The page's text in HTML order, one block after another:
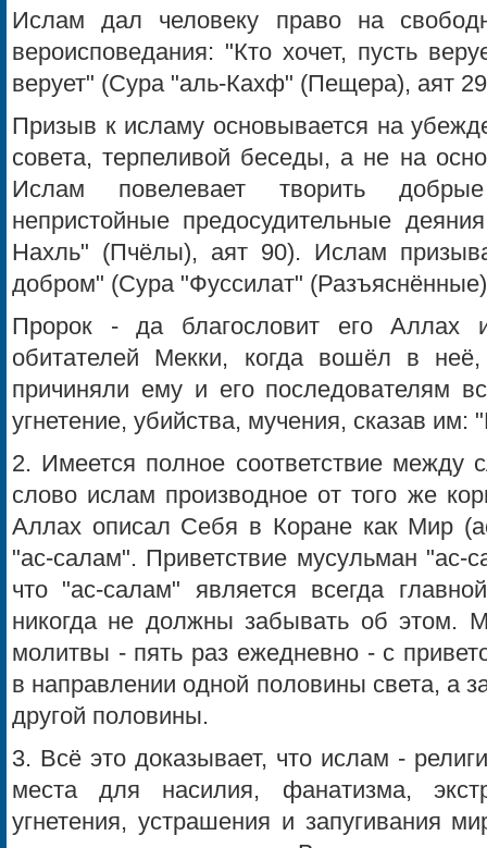
Ислам дал человеку право на
вероисповедания: "Кто хочет, пусть
верует" (Сура "аль-Кахф" (Пещера), аят
Призыв к исламу основывается на
совета, терпеливой беседы, а не на
Ислам повелевает творить
непристойные предосудительные
Нахль" (Пчёлы), аят 90). Ислам
добром" (Сура "Фуссилат"
Пророк - да благословит его Аллах
обитателей Мекки, когда вошёл в
причиняли ему и его последователям
угнетение, убийства, мучения, сказав
2. Имеется полное соответствие
слово ислам производное от того же
Аллах описал Себя в Коране как Мир
"ас-салам". Приветствие мусульман "ас-
что "ас-салам" является всегда
никогда не должны забывать об этом.
молитвы - пять раз ежедневно - с
в направлении одной половины света, а
другой половины.
3. Всё это доказывает, что ислам -
места для насилия, фанатизма,
угнетения, устрашения и запугивания